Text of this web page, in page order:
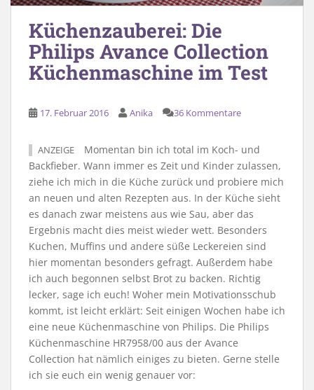
Küchenzauberei: Die
Philips Avance Collection
Küchenmaschine im Test
17. Februar 2016 Anika 36 Kommentare
ANZEIGE
Momentan bin ich total im Koch- und
Backfieber. Wann immer es Zeit und Kinder zulassen,
ziehe ich mich in die Küche zurück und probiere mich
an neuen und alten Rezepten aus. In der Küche sieht
es danach zwar meistens aus wie Sau, aber das
Ergebnis macht dies meist wieder wett. Besonders
Kuchen, Muffins und andere süße Leckereien sind
hier momentan besonders gefragt. Außerdem habe
ich auch begonnen selbst Brot zu backen. Richtig
lecker, sage ich euch! Woher mein Motivationsschub
kommt, ist leicht erklärt: Seit einigen Wochen habe ich
eine neue Küchenmaschine von Philips. Die Philips
Küchenmaschine HR7958/00 aus der Avance
Collection hat nämlich einiges zu bieten. Gerne stelle
ich sie euch ein wenig genauer vor: